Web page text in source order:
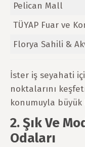
Pelican Mall
TÜYAP Fuar ve
Florya Sahili &
İster iş seyahati
noktalarını
konumuyla büyük
2. Şık Ve
Odaları